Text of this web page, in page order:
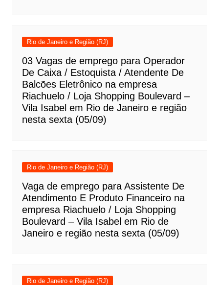
Rio de Janeiro e Região (RJ)
03 Vagas de emprego para Operador
De Caixa / Estoquista / Atendente De
Balcões Eletrônico na empresa
Riachuelo / Loja Shopping Boulevard –
Vila Isabel em Rio de Janeiro e região
nesta sexta (05/09)
Rio de Janeiro e Região (RJ)
Vaga de emprego para Assistente De
Atendimento E Produto Financeiro na
empresa Riachuelo / Loja Shopping
Boulevard – Vila Isabel em Rio de
Janeiro e região nesta sexta (05/09)
Rio de Janeiro e Região (RJ)